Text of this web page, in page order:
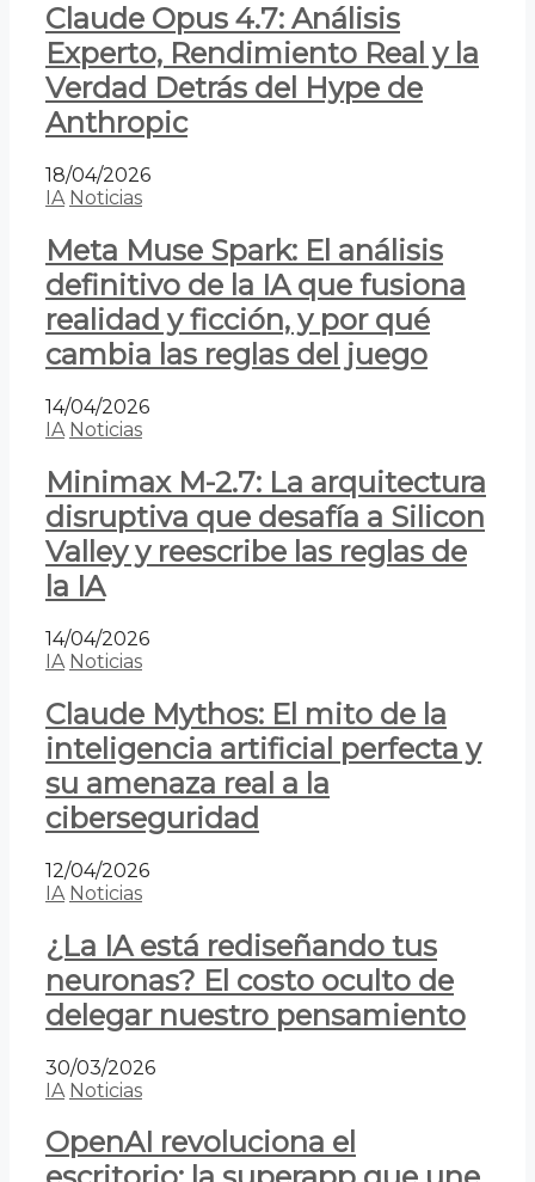
Claude Opus 4.7: Análisis
Experto, Rendimiento Real y la
Verdad Detrás del Hype de
Anthropic
18/04/2026
IA Noticias
Meta Muse Spark: El análisis
definitivo de la IA que fusiona
realidad y ficción, y por qué
cambia las reglas del juego
14/04/2026
IA Noticias
Minimax M-2.7: La arquitectura
disruptiva que desafía a Silicon
Valley y reescribe las reglas de
la IA
14/04/2026
IA Noticias
Claude Mythos: El mito de la
inteligencia artificial perfecta y
su amenaza real a la
ciberseguridad
12/04/2026
IA Noticias
¿La IA está rediseñando tus
neuronas? El costo oculto de
delegar nuestro pensamiento
30/03/2026
IA Noticias
OpenAI revoluciona el